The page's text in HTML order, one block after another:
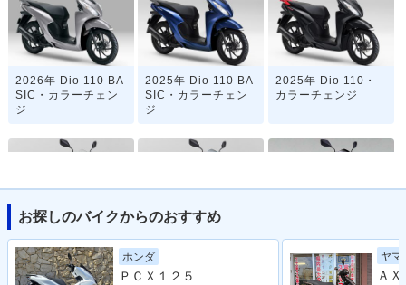
2026年 Dio 110 BA
SIC・カラーチェン
ジ
2025年 Dio 110 BA
SIC・カラーチェン
ジ
2025年 Dio 110・
カラーチェンジ
2023年 Dio 110 BA
SIC・新登場
2023年 Dio 110・
マイナーチェンジ
カラーチェンジ
お探しのバイクからのおすすめ
ホンダ
ＰＣＸ１２５
ヤマ